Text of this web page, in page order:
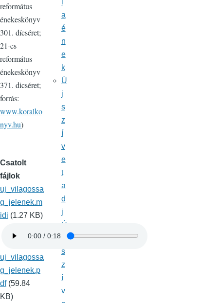
református
énekeskönyv
301. dícséret;
21-es
református
énekeskönyv
371. dicséret;
forrás:
www.koralko
nyv.hu)
Csatolt
fájlok
uj_vilagossa
g_jelenek.m
idi (1.27 KB)
uj_vilagossa
g_jelenek.p
df (59.84
KB)
a
é
n
e
k
Ú
j
s
z
í
v
e
t
a
d
j
Ú
s
z
í
v